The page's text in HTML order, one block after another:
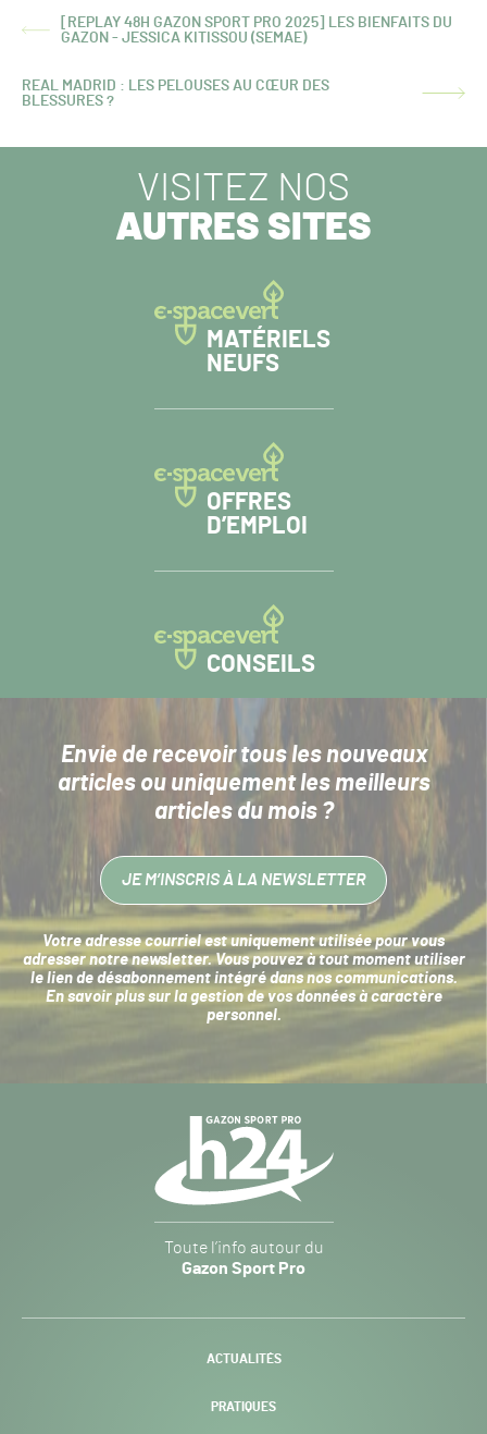
ARTICLE
[REPLAY 48H GAZON SPORT PRO 2025] LES BIENFAITS DU
GAZON - JESSICA KITISSOU (SEMAE)
ARTICLE
REAL MADRID : LES PELOUSES AU CŒUR DES
BLESSURES ?
VISITEZ NOS
AUTRES SITES
MATÉRIELS
NEUFS
OFFRES
D’EMPLOI
CONSEILS
Envie de recevoir tous les nouveaux
articlesou uniquement les meilleurs
articles du mois ?
JE M’INSCRIS À LA NEWSLETTER
Votre adresse courriel est uniquement utilisée pour vous
adresser notre newsletter. Vous pouvez à tout moment utiliser
le lien de désabonnement intégré dans nos communications.
En savoir plus sur la gestion de vos données à caractère
personnel.
Sport
Pro
-
Toute l’info autour du
Gazon Sport Pro
ACTUALITÉS
PRATIQUES